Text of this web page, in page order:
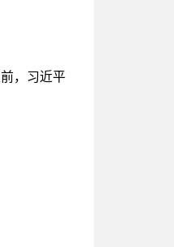
，习近平